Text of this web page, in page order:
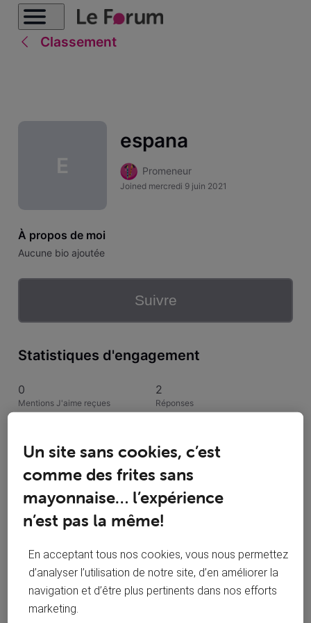
Classement
E
espana
Promeneur
Joined mercredi 9 juin 2021
À propos de moi
Aucune bio ajoutée
Suivre
Statistiques d'engagement
0
Mentions J'aime reçues
2
Réponses
Conversations suivies Publications
Solutions acceptées
Toutesles activités
Selected
Un site sans cookies, c’est
comme des frites sans
mayonnaise… l’expérience
n’est pas la même!
En acceptant tous nos cookies, vous nous permettez
d’analyser l’utilisation de notre site, d’en améliorer la
navigation et d’être plus pertinents dans nos efforts
marketing.